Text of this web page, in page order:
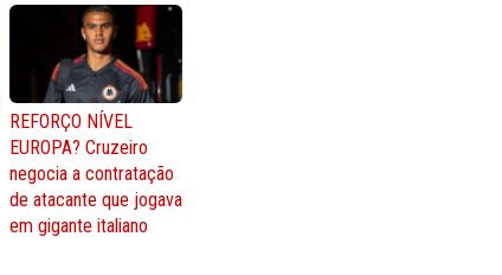
REFORÇO NÍVEL
EUROPA? Cruzeiro
negocia a contratação
de atacante que jogava
em gigante italiano